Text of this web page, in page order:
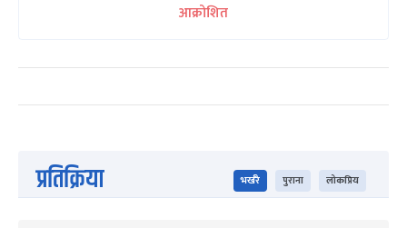
आक्रोशित
प्रतिक्रिया भर्खरै पुराना लोकप्रिय